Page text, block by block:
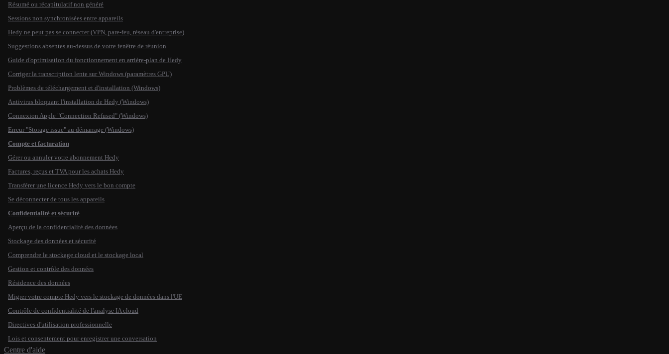
Résumé ou récapitulatif non généré
Sessions non synchronisées entre appareils
Hedy ne peut pas se connecter (VPN, pare-feu, réseau d'entreprise)
Suggestions absentes au-dessus de votre fenêtre de réunion
Guide d'optimisation du fonctionnement en arrière-plan de Hedy
Corriger la transcription lente sur Windows (paramètres GPU)
Problèmes de téléchargement et d'installation (Windows)
Antivirus bloquant l'installation de Hedy (Windows)
Connexion Apple "Connection Refused" (Windows)
Erreur "Storage issue" au démarrage (Windows)
Compte et facturation
Gérer ou annuler votre abonnement Hedy
Factures, reçus et TVA pour les achats Hedy
Transférer une licence Hedy vers le bon compte
Se déconnecter de tous les appareils
Confidentialité et sécurité
Aperçu de la confidentialité des données
Stockage des données et sécurité
Comprendre le stockage cloud et le stockage local
Gestion et contrôle des données
Résidence des données
Migrer votre compte Hedy vers le stockage de données dans l'UE
Contrôle de confidentialité de l'analyse IA cloud
Directives d'utilisation professionnelle
Lois et consentement pour enregistrer une conversation
Centre d'aide